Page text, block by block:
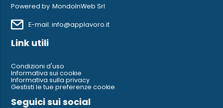
Powered by MondoInWeb Srl
E-mail: info@applavoro.it
Link utili
Condizioni d'uso
Informativa sui cookie
Informativa sulla privacy
Gestisti le tue preferenze cookie
Seguici sui social